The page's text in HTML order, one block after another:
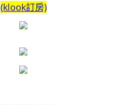
(klook訂房)